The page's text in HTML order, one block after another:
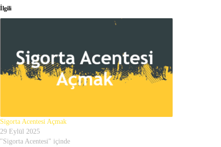
İlgili
Sigorta Acentesi Açmak
29 Eylül 2025
"Sigorta Acentesi" içinde